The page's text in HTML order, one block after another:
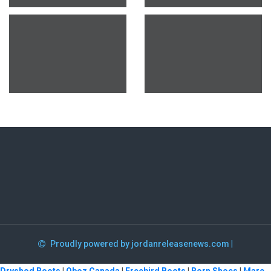
Proudly powered by jordanreleasenews.com